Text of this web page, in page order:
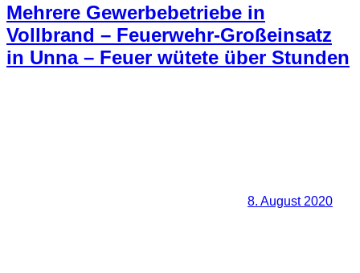
Mehrere Gewerbebetriebe in
Vollbrand – Feuerwehr-Großeinsatz
in Unna – Feuer wütete über Stunden
8. August 2020